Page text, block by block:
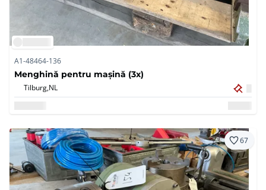
A1-48464-136
Menghină pentru mașină (3x)
Tilburg,NL
67